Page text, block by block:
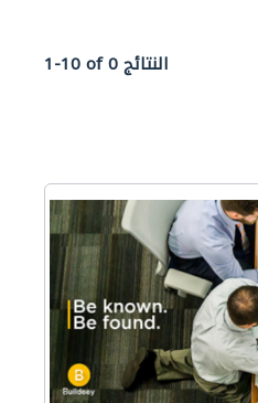
1-10 of 0 النتائج